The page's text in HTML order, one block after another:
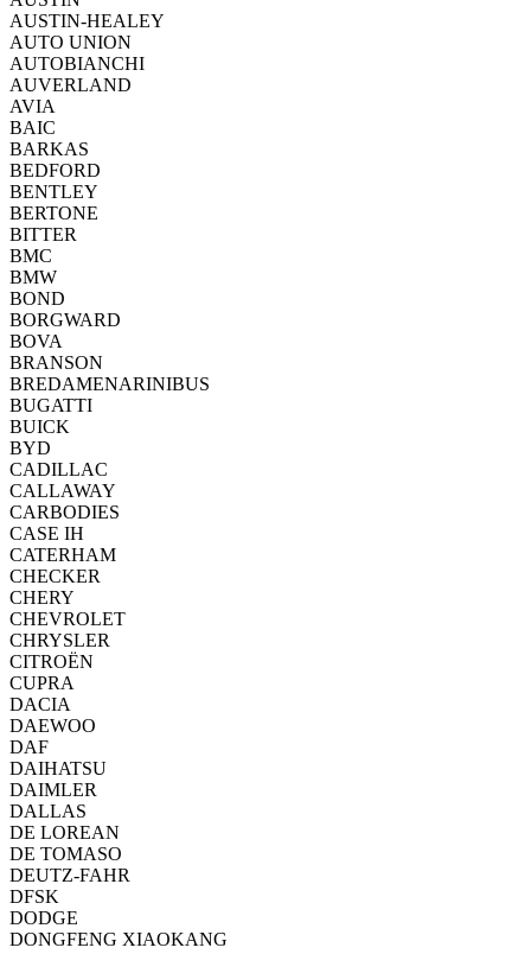
AUSTIN-HEALEY
AUTO UNION
AUTOBIANCHI
AUVERLAND
AVIA
BAIC
BARKAS
BEDFORD
BENTLEY
BERTONE
BITTER
BMC
BMW
BOND
BORGWARD
BOVA
BRANSON
BREDAMENARINIBUS
BUGATTI
BUICK
BYD
CADILLAC
CALLAWAY
CARBODIES
CASE IH
CATERHAM
CHECKER
CHERY
CHEVROLET
CHRYSLER
CITROËN
CUPRA
DACIA
DAEWOO
DAF
DAIHATSU
DAIMLER
DALLAS
DE LOREAN
DE TOMASO
DEUTZ-FAHR
DFSK
DODGE
DONGFENG XIAOKANG